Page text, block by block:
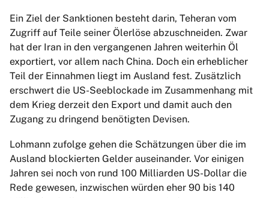
Ein Ziel der Sanktionen besteht darin, Teheran vom
Zugriff auf Teile seiner Ölerlöse abzuschneiden. Zwar
hat der Iran in den vergangenen Jahren weiterhin Öl
exportiert, vor allem nach China. Doch ein erheblicher
Teil der Einnahmen liegt im Ausland fest. Zusätzlich
erschwert die US-Seeblockade im Zusammenhang mit
dem Krieg derzeit den Export und damit auch den
Zugang zu dringend benötigten Devisen.
Lohmann zufolge gehen die Schätzungen über die im
Ausland blockierten Gelder auseinander. Vor einigen
Jahren sei noch von rund 100 Milliarden US-Dollar die
Rede gewesen, inzwischen würden eher 90 bis 140